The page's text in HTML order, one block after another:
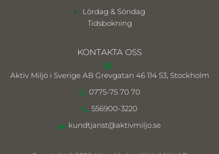
Lördag & Söndag
Tidsbokning
KONTAKTA OSS
Aktiv Miljö i Sverige AB Grevgatan 46 114 53, Stockholm
0775-75 70 70
556900-3220
kundtjanst@aktivmiljo.se